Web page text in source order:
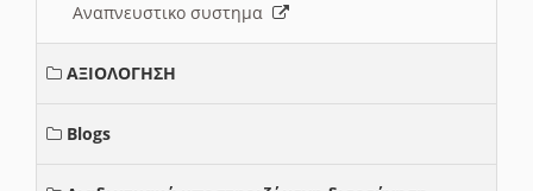
Αναπνευστικο συστημα
ΑΞΙΟΛΟΓΗΣΗ
Blogs